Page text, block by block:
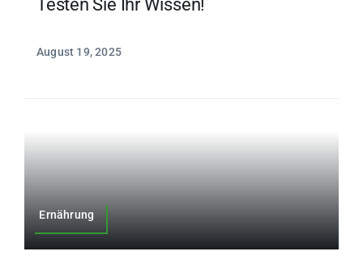
Testen Sie Ihr Wissen!
August 19, 2025
Ernährung